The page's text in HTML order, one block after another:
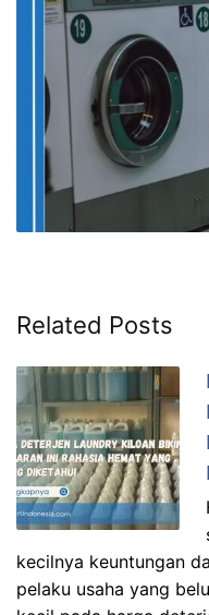
Related Posts
kecilnya keuntungan
pelaku usaha yang